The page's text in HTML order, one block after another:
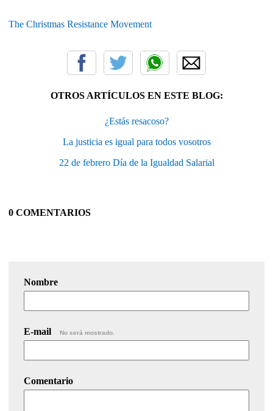
The Christmas Resistance Movement
OTROS ARTÍCULOS EN ESTE BLOG:
¿Estás resacoso?
La justicia es igual para todos vosotros
22 de febrero Día de la Igualdad Salarial
0 COMENTARIOS
Nombre
E-mail No será mostrado.
Comentario